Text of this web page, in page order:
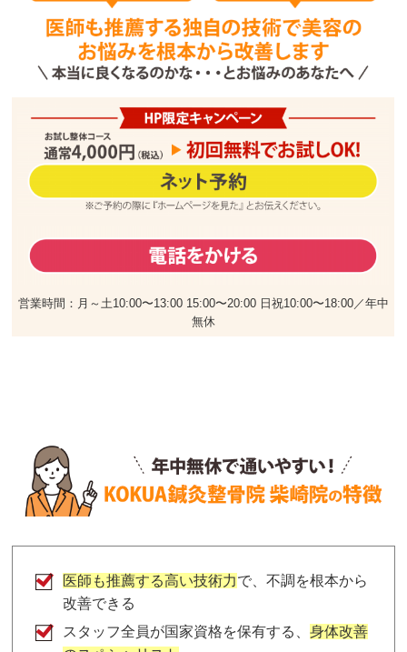
営業時間：月～土10:00〜13:00 15:00〜20:00 日祝10:00〜18:00／年中
無休
医師も推薦する高い技術力で、不調を根本から
改善できる
スタッフ全員が国家資格を保有する、身体改善